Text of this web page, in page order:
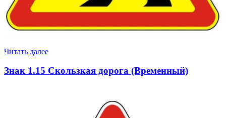
Читать далее
Знак 1.15 Скользкая дорога (Временный)